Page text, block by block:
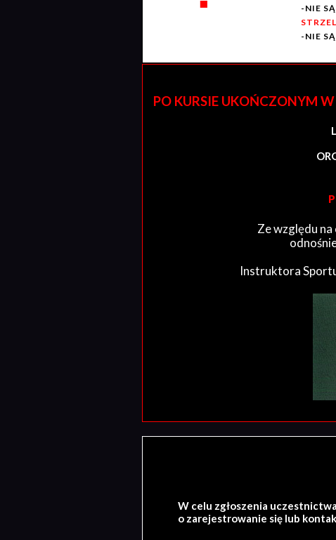
-NIE
-NIE
PO KURSIE UKOŃCZONYM
Ze względu
Instruktora
W celu zgłoszenia
o zarejestrowanie się lub